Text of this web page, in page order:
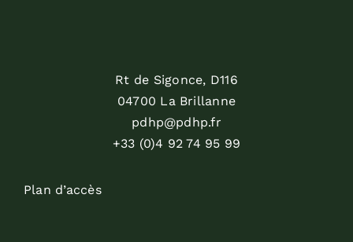
Rt de Sigonce, D116
04700 La Brillanne
pdhp@pdhp.fr
+33 (0)4 92 74 95 99
Plan d’accès